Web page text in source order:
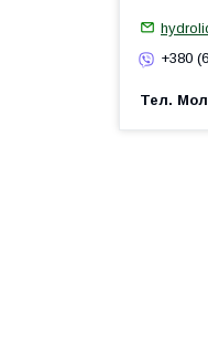
+380
Тел.